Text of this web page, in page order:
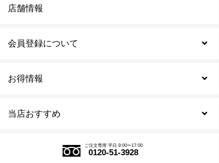
当店おすすめ
式部の香りシリーズ
お得情報
会員登録について
会員規約について
店舗情報
ご注文専用 平日 9:00〜17:00
0120-51-3928